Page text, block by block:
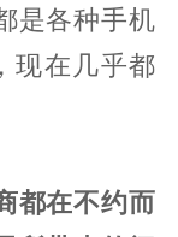
是各种手机
现在几乎都
都在不约而